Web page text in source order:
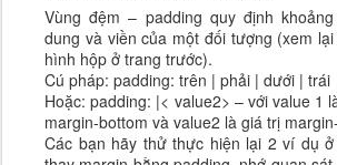
Vùng đệm – padding quy định
dung và viền của một đối tượng (xem
hình hộp ở trang trước).
Cú pháp: padding: trên | phải | dưới | trái
Hoặc: padding: |< value2> – với value 1
margin-bottom và value2 là giá trị
Các bạn hãy thử thực hiện lại 2 ví dụ